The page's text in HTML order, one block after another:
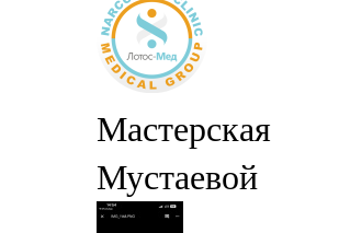
Мастерская
Мустаевой